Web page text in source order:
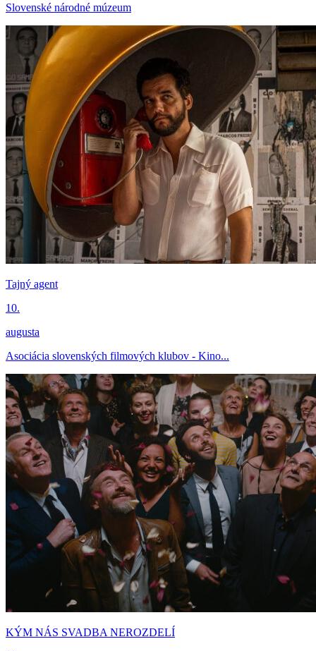
Slovenské národné múzeum
Tajný agent
10.
augusta
Asociácia slovenských filmových klubov - Kino...
KÝM NÁS SVADBA NEROZDELÍ